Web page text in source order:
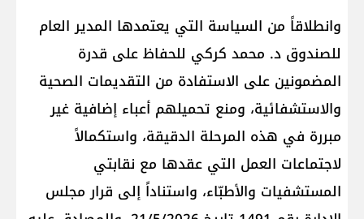
وانطلاقاً من السياسة التي يعتمدها المدير العام
للصندوق د. محمد كركي للحفاظ على قدرة
المضمونين على الاستفادة من التقديمات الصحية
والاستشفائية، ومنع تحميلهم أعباء إضافية غير
مبررة في هذه المرحلة الدقيقة، واستكمالاً
لاجتماعات العمل التي عقدها مع نقابتي
المستشفيات والأطبّاء، واستناداً إلى قرار مجلس